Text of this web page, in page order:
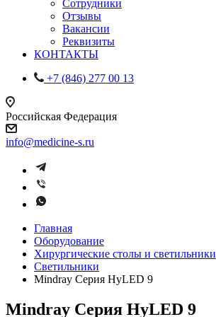
Сотрудники
Отзывы
Вакансии
Реквизиты
КОНТАКТЫ
+7 (846) 277 00 13
Российская Федерация
info@medicine-s.ru
Главная
Оборудование
Хирургические столы и светильники
Светильники
Mindray Серия HyLED 9
Mindray Серия HyLED 9